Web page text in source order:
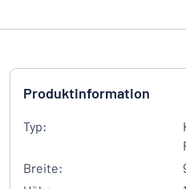
Produktinformation
Typ:
Breite: